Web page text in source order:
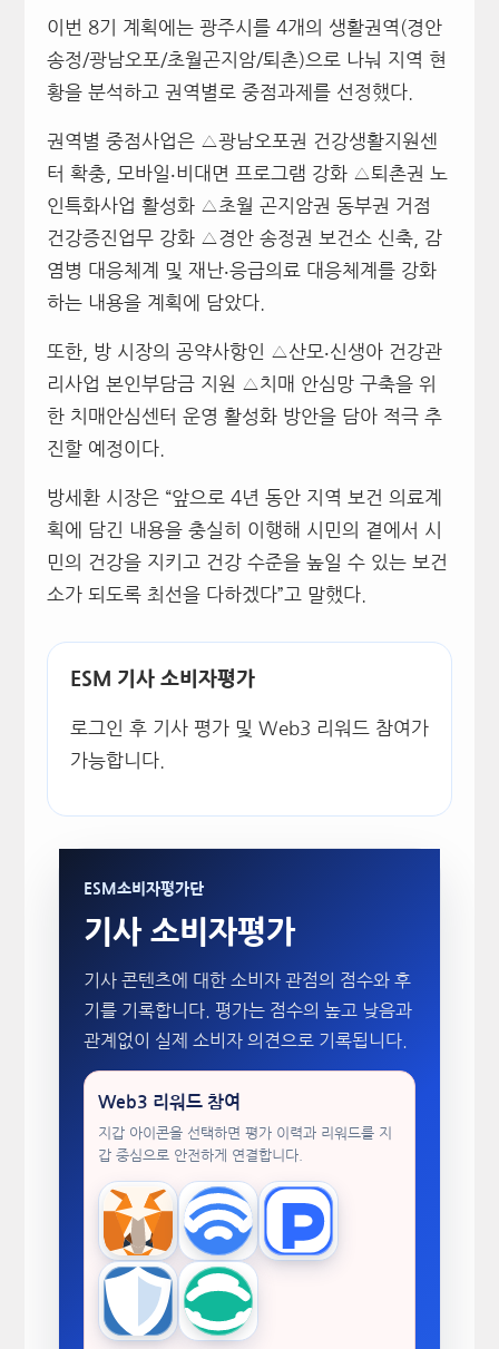
이번 8기 계획에는 광주시를 4개의 생활권역(경안
송정/광남오포/초월곤지암/퇴촌)으로 나눠 지역 현
황을 분석하고 권역별로 중점과제를 선정했다.
권역별 중점사업은 △광남오포권 건강생활지원센
터 확충, 모바일‧비대면 프로그램 강화 △퇴촌권 노
인특화사업 활성화 △초월 곤지암권 동부권 거점
건강증진업무 강화 △경안 송정권 보건소 신축, 감
염병 대응체계 및 재난‧응급의료 대응체계를 강화
하는 내용을 계획에 담았다.
또한, 방 시장의 공약사항인 △산모‧신생아 건강관
리사업 본인부담금 지원 △치매 안심망 구축을 위
한 치매안심센터 운영 활성화 방안을 담아 적극 추
진할 예정이다.
방세환 시장은 “앞으로 4년 동안 지역 보건 의료계
획에 담긴 내용을 충실히 이행해 시민의 곁에서 시
민의 건강을 지키고 건강 수준을 높일 수 있는 보건
소가 되도록 최선을 다하겠다”고 말했다.
ESM 기사 소비자평가
로그인 후 기사 평가 및 Web3 리워드 참여가
가능합니다.
ESM소비자평가단
기사 소비자평가
기사 콘텐츠에 대한 소비자 관점의 점수와 후
기를 기록합니다. 평가는 점수의 높고 낮음과
관계없이 실제 소비자 의견으로 기록됩니다.
Web3 리워드 참여
지갑 아이콘을 선택하면 평가 이력과 리워드를 지
갑 중심으로 안전하게 연결합니다.
MetaMask WalletConnectTokenPocket
Trust Wallet imToken